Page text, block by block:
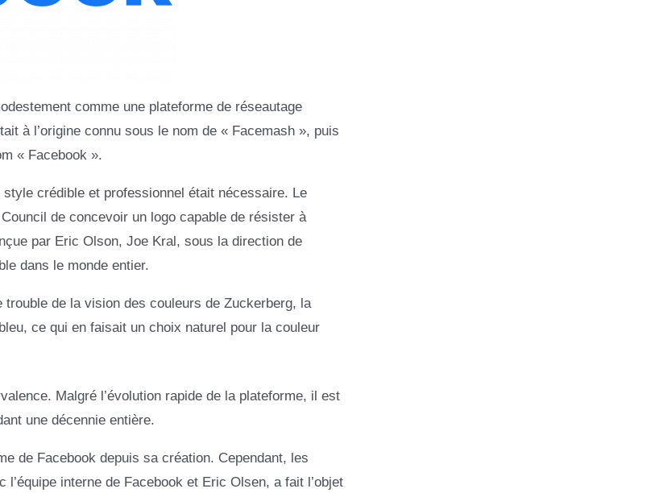
comme une plateforme de réseautage
à l’origine connu sous le nom de « Facemash », puis
« Facebook ».
crédible et professionnel était nécessaire. Le
de concevoir un logo capable de résister à
par Eric Olson, Joe Kral, sous la direction de
dans le monde entier.
de la vision des couleurs de Zuckerberg, la
ce qui en faisait un choix naturel pour la couleur
Malgré l’évolution rapide de la plateforme, il est
une décennie entière.
de Facebook depuis sa création. Cependant, les
interne de Facebook et Eric Olsen, a fait l’objet